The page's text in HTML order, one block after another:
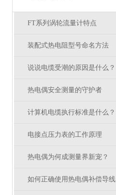
FT系列涡轮流量计特点
装配式热电阻型号命名方法
说说电缆受潮的原因是什么？
热电偶安全测量的守护者
计算机电缆执行标准是什么？
电接点压力表的工作原理
热电偶为何成测量界新宠？
如何正确使用热电偶补偿导线